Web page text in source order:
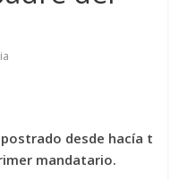
desde hacía t
mandatario.